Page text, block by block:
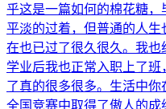
乎这是一篇如何的棉花糖
平淡的过着，但普通的人
在也已过了很久很久。我
学业后我也正常入职上了
了真的很多很多。生活中
全国竞赛中取得了傲人的